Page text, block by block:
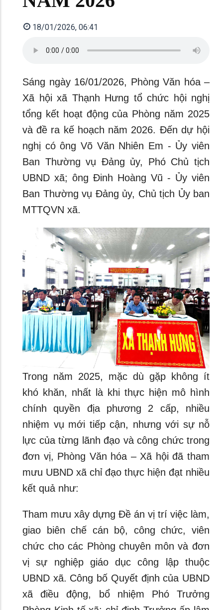
18/01/2026, 06:41
Sáng ngày 16/01/2026, Phòng Văn hóa –
Xã hội xã Thạnh Hưng tổ chức hội nghị
tổng kết hoạt động của Phòng năm 2025
và đề ra kế hoạch năm 2026. Đến dự hội
nghị có ông Võ Văn Nhiên Em - Ủy viên
Ban Thường vụ Đảng ủy, Phó Chủ tịch
UBND xã; ông Đinh Hoàng Vũ - Ủy viên
Ban Thường vụ Đảng ủy, Chủ tịch Ủy ban
MTTQVN xã.
Trong năm 2025, mặc dù gặp không ít
khó khăn, nhất là khi thực hiện mô hình
chính quyền địa phương 2 cấp, nhiều
nhiệm vụ mới tiếp cận, nhưng với sự nỗ
lực của từng lãnh đạo và công chức trong
đơn vị, Phòng Văn hóa – Xã hội đã tham
mưu UBND xã chỉ đạo thực hiện đạt nhiều
kết quả như:
Tham mưu xây dựng Đề án vị trí việc làm,
giao biên chế cán bộ, công chức, viên
chức cho các Phòng chuyên môn và đơn
vị sự nghiệp giáo dục công lập thuộc
UBND xã. Công bố Quyết định của UBND
xã điều động, bổ nhiệm Phó Trưởng